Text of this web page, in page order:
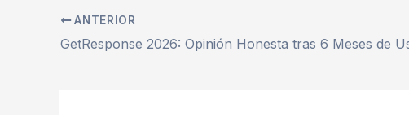
ANTERIOR